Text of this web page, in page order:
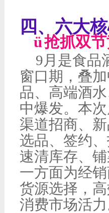
四、六大
ü抢抓双
9月是食品
窗口期，叠
品、高端酒
中爆发。本
渠道招商、
选品、签约
速清库存、
一方面为经
货源选择，
消费市场活